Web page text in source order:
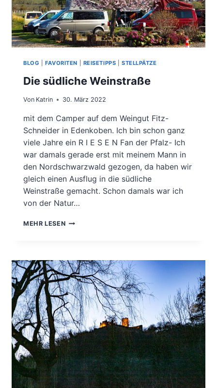
BLOG FAVORITEN REISETIPPS STELLPÄTZE
Die südliche Weinstraße
Von Katrin 30. März 2022
mit dem Camper auf dem Weingut Fitz-
Schneider in Edenkoben. Ich bin schon ganz
viele Jahre ein R I E S E N Fan der Pfalz- Ich
war damals gerade erst mit meinem Mann in
den Nordschwarzwald gezogen, da haben wir
gleich einen Ausflug in die südliche
Weinstraße gemacht. Schon damals war ich
von der Natur…
MEHR LESENDIE